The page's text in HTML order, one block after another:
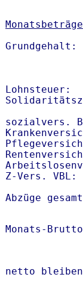
Monatsbeträge
sozialvers.
Z-Vers.
Abzüge
netto